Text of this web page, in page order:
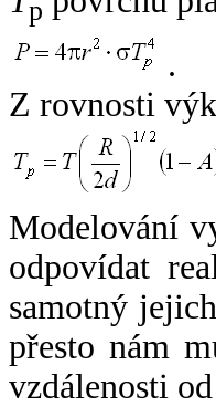
p
.
Z rovnosti
Modelování
odpovídat
samotný
přesto nám
vzdálenosti